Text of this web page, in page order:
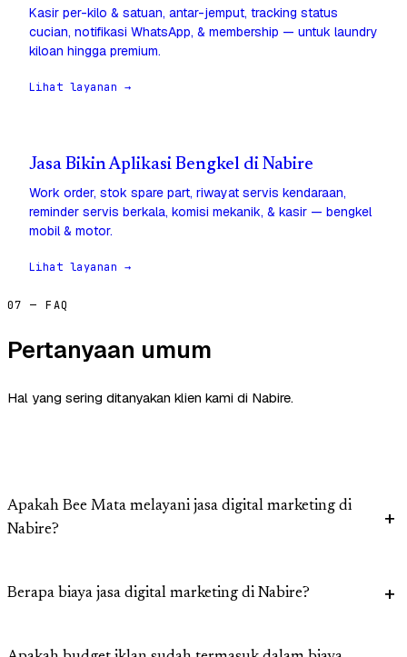
Kasir per-kilo & satuan, antar-jemput, tracking status
cucian, notifikasi WhatsApp, & membership — untuk laundry
kiloan hingga premium.
Lihat layanan →
Jasa Bikin Aplikasi Bengkel di Nabire
Work order, stok spare part, riwayat servis kendaraan,
reminder servis berkala, komisi mekanik, & kasir — bengkel
mobil & motor.
Lihat layanan →
07 — FAQ
Pertanyaan umum
Hal yang sering ditanyakan klien kami di Nabire.
Apakah Bee Mata melayani jasa digital marketing di
Nabire?
Berapa biaya jasa digital marketing di Nabire?